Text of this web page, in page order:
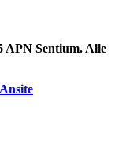
APN Sentium. Alle
Ansite